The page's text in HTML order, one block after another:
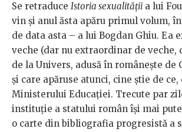
Se retraduce Istoria sexualității a lui
vin și anul ăsta apăru primul volum,
de data asta – a lui Bogdan Ghiu. Ea
veche (dar nu extraordinar de veche,
de la Univers, adusă în românește de
și care apăruse atunci, cine știe de
Ministerului Educației. Trecute par
instituție a statului român își mai
o carte din bibliografia progresistă a